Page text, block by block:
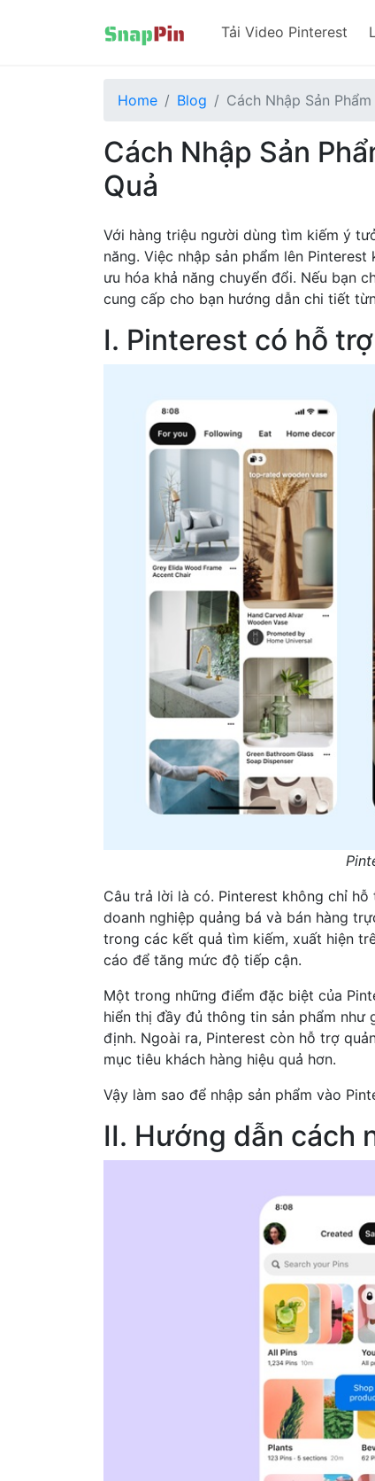
Tải Video Pinterest
Home Blog Cách Nhập Sản
Cách Nhập Sản
Quả
Với hàng triệu người dùng tìm kiếm ý
năng. Việc nhập sản phẩm lên
ưu hóa khả năng chuyển đổi. Nếu bạn
cung cấp cho bạn hướng dẫn chi tiết
I. Pinterest có hỗ
Câu trả lời là có. Pinterest không chỉ
doanh nghiệp quảng bá và bán hàng
trong các kết quả tìm kiếm, xuất hiện
cáo để tăng mức độ tiếp cận.
Một trong những điểm đặc biệt của
hiển thị đầy đủ thông tin sản phẩm như
định. Ngoài ra, Pinterest còn hỗ trợ
mục tiêu khách hàng hiệu quả hơn.
Vậy làm sao để nhập sản phẩm vào
II. Hướng dẫn cách